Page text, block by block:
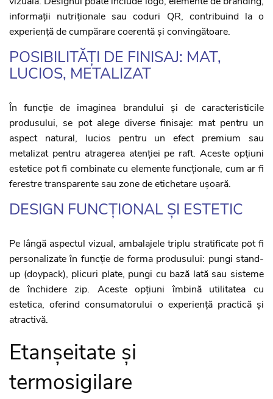
informații nutriționale sau coduri QR, contribuind la o
experiență de cumpărare coerentă și convingătoare.
POSIBILITĂȚI DE FINISAJ: MAT,
LUCIOS, METALIZAT
În funcție de imaginea brandului și de caracteristicile
produsului, se pot alege diverse finisaje: mat pentru un
aspect natural, lucios pentru un efect premium sau
metalizat pentru atragerea atenției pe raft. Aceste opțiuni
estetice pot fi combinate cu elemente funcționale, cum ar fi
ferestre transparente sau zone de etichetare ușoară.
DESIGN FUNCȚIONAL ȘI ESTETIC
Pe lângă aspectul vizual, ambalajele triplu stratificate pot fi
personalizate în funcție de forma produsului: pungi stand-
up (doypack), plicuri plate, pungi cu bază lată sau sisteme
de închidere zip. Aceste opțiuni îmbină utilitatea cu
estetica, oferind consumatorului o experiență practică și
atractivă.
Etanșeitate și
termosigilare